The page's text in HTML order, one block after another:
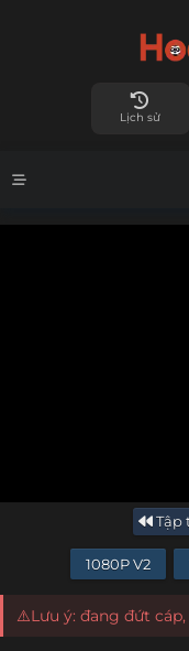
Lịch sử
Tập
1080P V2
⚠️Lưu ý: đang đứt